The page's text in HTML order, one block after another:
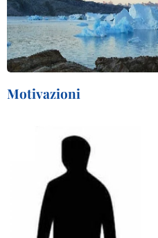
Motivazioni